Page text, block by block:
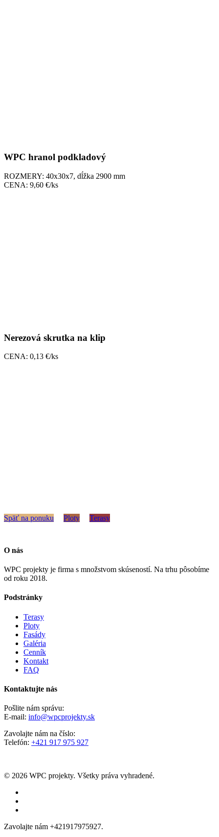
WPC hranol podkladový
ROZMERY: 40x30x7, dĺžka 2900 mm
CENA: 9,60 €/ks
Nerezová skrutka na klip
CENA: 0,13 €/ks
Späť na ponuku Ploty Terasy
O nás
WPC projekty je firma s množstvom skúseností. Na trhu pôsobíme
od roku 2018.
Podstránky
Terasy
Ploty
Fasády
Galéria
Cenník
Kontakt
FAQ
Kontaktujte nás
Pošlite nám správu:
E-mail: info@wpcprojekty.sk
Zavolajte nám na číslo:
Telefón: +421 917 975 927
© 2026 WPC projekty. Všetky práva vyhradené.
Close
Zavolajte nám +421917975927.